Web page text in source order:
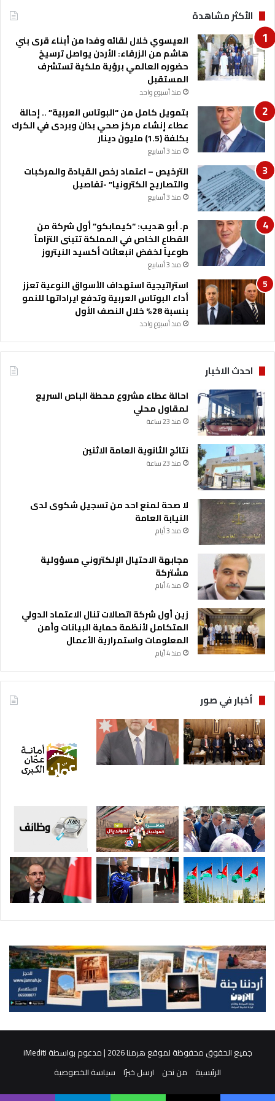
”ل
م
ر
أ
ة
ا
ع
ا
م
ي
الأكثر مشاهدة
العيسوي خلال لقائه وفدا من أبناء قرى بني
هاشم من الزرقاء: الأردن يواصل ترسيخ
حضوره العالمي برؤية ملكية تستشرف
المستقبل
منذ أسبوع واحد
بتمويل كامل من “البوتاس العربية” .. إحالة
عطاء إنشاء مركز صحي بذان وبردى في الكرك
بكلفة (1.5) مليون دينار
منذ 3 أسابيع
الترخيص – اعتماد رخص القيادة والمركبات
والتصاريح الكترونيا” -تفاصيل
منذ 3 أسابيع
م. أبو هديب: “كيمابكو” أول شركة من
القطاع الخاص في المملكة تتبنى التزاماً
طوعياً لخفض انبعاثات أكسيد النيتروز
منذ 3 أسابيع
استراتيجية استهداف الأسواق النوعية تعزز
أداء البوتاس العربية وتدفع ايراداتها للنمو
بنسبة 28% خلال النصف الأول
منذ أسبوع واحد
احدث الاخبار
احالة عطاء مشروع محطة الباص السريع
لمقاول محلي
منذ 23 ساعة
نتائج الثانوية العامة الاثنين
منذ 23 ساعة
لا صحة لمنع احد من تسجيل شكوى لدى
النيابة العامة
منذ 3 أيام
مجابهة الاحتيال الإلكتروني مسؤولية
مشتركة
منذ 4 أيام
زين أول شركة اتصالات تنال الاعتماد الدولي
المتكامل لأنظمة حماية البيانات وأمن
المعلومات واستمرارية الأعمال
منذ 4 أيام
أخبار في صور
جميع الحقوق محفوظة لموقع هرمنا 2026 | مدعوم بواسطة
iMediti
الرئيسية
من نحن ارسل خبرًا سياسة الخصوصية